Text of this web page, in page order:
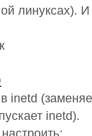
линуксах).
inetd
inetd).